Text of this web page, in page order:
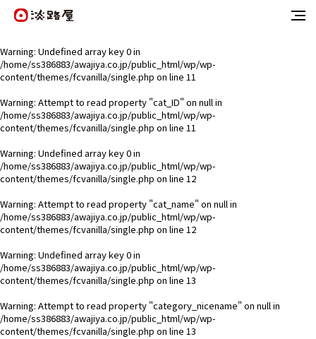
Warning: Undefined array key 0 in
/home/ss386883/awajiya.co.jp/public_html/wp/wp-
content/themes/fcvanilla/single.php on line 11
Warning: Attempt to read property "cat_ID" on null in
/home/ss386883/awajiya.co.jp/public_html/wp/wp-
content/themes/fcvanilla/single.php on line 11
Warning: Undefined array key 0 in
/home/ss386883/awajiya.co.jp/public_html/wp/wp-
content/themes/fcvanilla/single.php on line 12
Warning: Attempt to read property "cat_name" on null in
/home/ss386883/awajiya.co.jp/public_html/wp/wp-
content/themes/fcvanilla/single.php on line 12
Warning: Undefined array key 0 in
/home/ss386883/awajiya.co.jp/public_html/wp/wp-
content/themes/fcvanilla/single.php on line 13
Warning: Attempt to read property "category_nicename" on null in
/home/ss386883/awajiya.co.jp/public_html/wp/wp-
content/themes/fcvanilla/single.php on line 13